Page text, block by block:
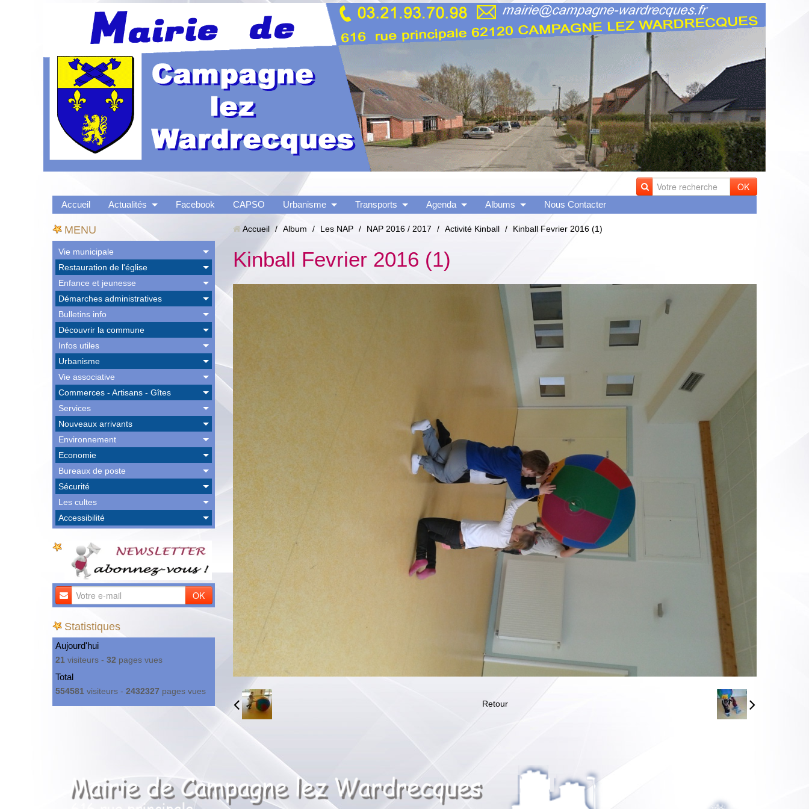
OK
Accueil Actualités Facebook CAPSO Urbanisme Transports Agenda Albums Nous Contacter
MENU
Vie municipale
Restauration de l'église
Enfance et jeunesse
Démarches administratives
Bulletins info
Découvrir la commune
Infos utiles
Urbanisme
Vie associative
Commerces - Artisans - Gîtes
Services
Nouveaux arrivants
Environnement
Economie
Bureaux de poste
Sécurité
Les cultes
Accessibilité
OK
Statistiques
Aujourd'hui
21 visiteurs - 32 pages vues
Total
554581 visiteurs - 2432327 pages vues
Accueil / Album / Les NAP / NAP 2016 / 2017 / Activité Kinball / Kinball Fevrier 2016 (1)
Kinball Fevrier 2016 (1)
Retour